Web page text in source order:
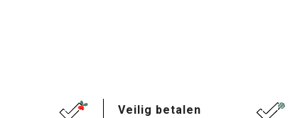
Veilig betalen